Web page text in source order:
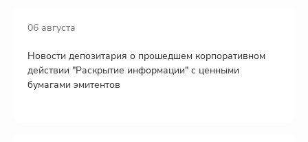
06 августа
Новости депозитария о прошедшем корпоративном
действии "Раскрытие информации" с ценными
бумагами эмитентов